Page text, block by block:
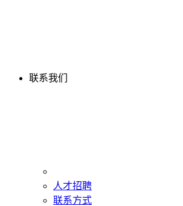
联系我们
人才招聘
联系方式